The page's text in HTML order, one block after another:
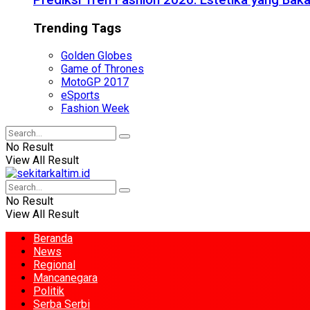
Trending Tags
Golden Globes
Game of Thrones
MotoGP 2017
eSports
Fashion Week
No Result
View All Result
No Result
View All Result
Beranda
News
Regional
Mancanegara
Politik
Serba Serbi